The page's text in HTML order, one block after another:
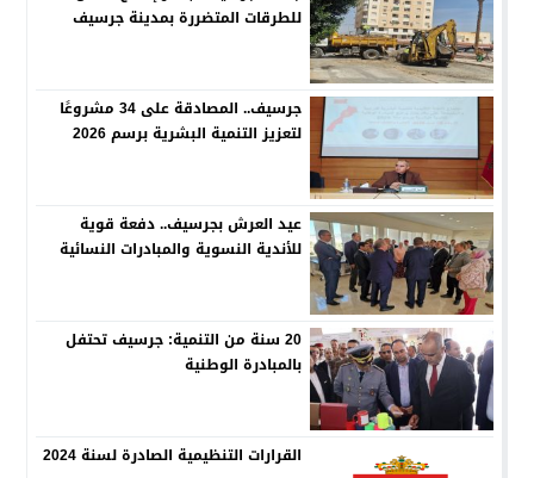
للطرقات المتضررة بمدينة جرسيف
جرسيف.. المصادقة على 34 مشروعًا
لتعزيز التنمية البشرية برسم 2026
عيد العرش بجرسيف.. دفعة قوية
للأندية النسوية والمبادرات النسائية
20 سنة من التنمية: جرسيف تحتفل
بالمبادرة الوطنية
القرارات التنظيمية الصادرة لسنة 2024